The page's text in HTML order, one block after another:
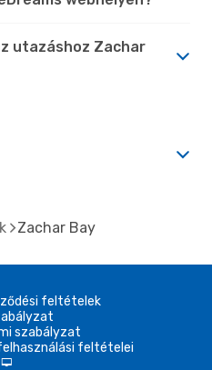
utazáshoz Zachar
Zachar Bay
feltételek
szabályzat
feltételei
d